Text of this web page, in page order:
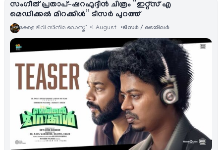
സംഗീത് പ്രതാപ്–ഷറഫുദ്ദീൻ ചിത്രം “ഇറ്റ്സ് എ
മെഡിക്കൽ മിറക്കിൾ” ടീസർ പുറത്ത്
കേരള ടിവി സിനിമ ഡെസ്ക് 1 August ടീസര്‍ / ട്രെയിലര്‍